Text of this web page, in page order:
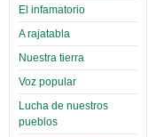
El infamatorio
A rajatabla
Nuestra tierra
Voz popular
Lucha de nuestros
pueblos